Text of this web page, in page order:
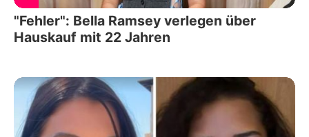
"Fehler": Bella Ramsey verlegen über
Hauskauf mit 22 Jahren